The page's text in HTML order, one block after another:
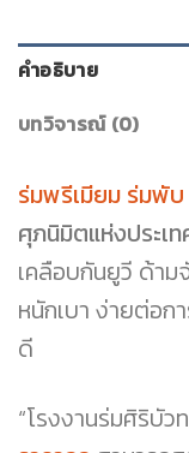
คำอธิบาย
บทวิจารณ์ (0)
ร่มพรีเมียม ร่มพั
ศุภนิมิตแห่งประเท
เคลือบกันยูวี ด้าม
หนักเบา ง่ายต่อ
ดี
“โรงงานร่มศิริบัว